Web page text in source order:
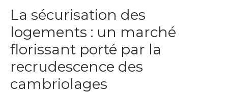
La sécurisation des
logements : un marché
florissant porté par la
recrudescence des
cambriolages